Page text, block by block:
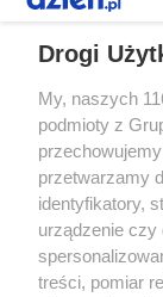
5:5
5:4
5:3
Drogi
My, naszych
podmioty z
przetwarzamy
identyfikatory,
urządzenie czy
treści, pomiar